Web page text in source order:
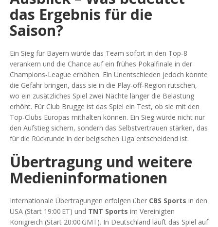
das Ergebnis für die
Saison?
Ein Sieg für Bayern würde das Team sofort in den Top‑8
verankern und die Chance auf ein frühes Pokalfinale in der
Champions‑League erhöhen. Ein Unentschieden jedoch könnte
die Gefahr bringen, dass sie in die Play‑off‑Region rutschen,
wo ein zusätzliches Spiel zwei Nächte länger die Belastung
erhöht. Für Club Brugge ist das Spiel ein Test, ob sie mit den
Top‑Clubs Europas mithalten können. Ein Sieg würde nicht nur
den Aufstieg sichern, sondern das Selbstvertrauen stärken, das
für die Rückrunde in der belgischen Liga entscheidend ist.
Übertragung und weitere
Medieninformationen
Internationale Übertragungen erfolgen über CBS Sports in den
USA (Start 19:00 ET) und TNT Sports im Vereinigten
Königreich (Start 20:00 GMT). In Deutschland läuft das Spiel auf